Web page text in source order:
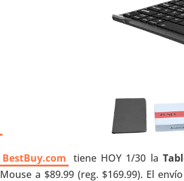
BestBuy.com tiene HOY 1/30 la
Mouse a $89.99 (reg. $169.99). El